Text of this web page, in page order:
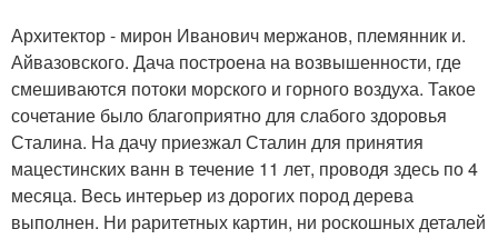
Архитектор - мирон Иванович мержанов, племянник и.
Айвазовского. Дача построена на возвышенности, где
смешиваются потоки морского и горного воздуха. Такое
сочетание было благоприятно для слабого здоровья
Сталина. На дачу приезжал Сталин для принятия
мацестинских ванн в течение 11 лет, проводя здесь по 4
месяца. Весь интерьер из дорогих пород дерева
выполнен. Ни раритетных картин, ни роскошных деталей